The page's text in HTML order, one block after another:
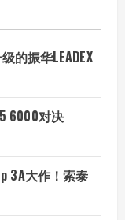
振华LEADEX
6000对决
3A大作！索泰